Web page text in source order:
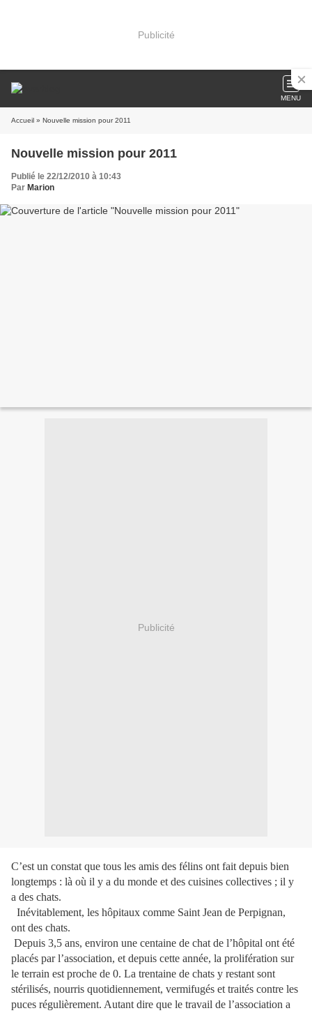
Publicité
MENU
Accueil » Nouvelle mission pour 2011
Nouvelle mission pour 2011
Publié le 22/12/2010 à 10:43
Par Marion
Publicité
C’est un constat que tous les amis des félins ont fait depuis bien
longtemps : là où il y a du monde et des cuisines collectives ; il y
a des chats.
Inévitablement, les hôpitaux comme Saint Jean de Perpignan,
ont des chats.
Depuis 3,5 ans, environ une centaine de chat de l’hôpital ont été
placés par l’association, et depuis cette année, la prolifération sur
le terrain est proche de 0. La trentaine de chats y restant sont
stérilisés, nourris quotidiennement, vermifugés et traités contre les
puces régulièrement. Autant dire que le travail de l’association a